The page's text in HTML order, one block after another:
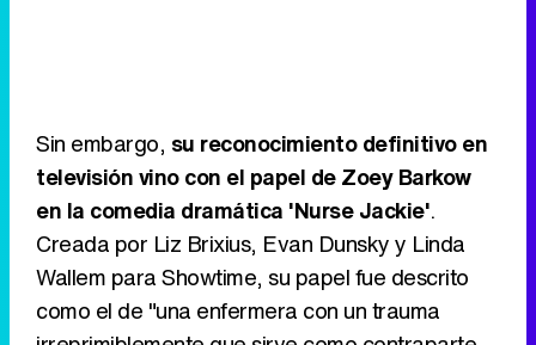
Sin embargo, su reconocimiento definitivo en
televisión vino con el papel de Zoey Barkow
en la comedia dramática 'Nurse Jackie'.
Creada por Liz Brixius, Evan Dunsky y Linda
Wallem para Showtime, su papel fue descrito
como el de "una enfermera con un trauma